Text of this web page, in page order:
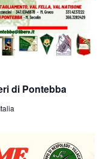
di Pontebba